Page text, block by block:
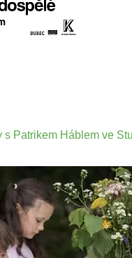
s Patrikem Háblem ve